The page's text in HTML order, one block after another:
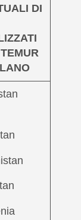
DI